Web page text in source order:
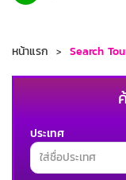
หน้าแรก Search
ประเทศ